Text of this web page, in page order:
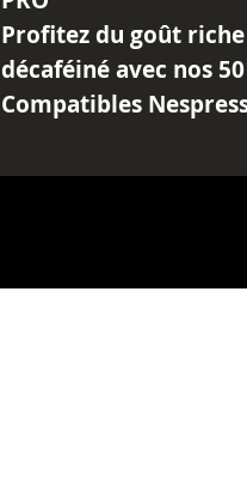
Profitez du goût
décaféiné avec nos
Compatibles
décaféinés et sans
capsules offrent une
pour votre machine
Que ce soit pour
ces capsules
décaféiné de qualité